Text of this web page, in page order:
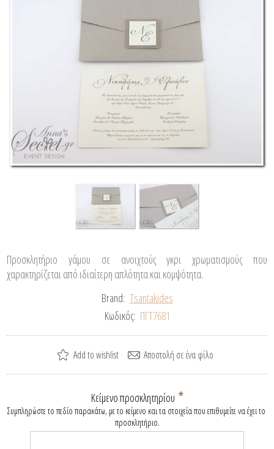
Προσκλητήριο γάμου σε ανοιχτούς γκρι χρωματισμούς που
χαρακτηρίζεται από ιδιαίτερη απλότητα και κομψότητα.
Brand: Tsantakides
Κωδικός: ΠΓΤ7681
Κείμενο προσκλητηρίου *
Συμπληρώστε το πεδίο παρακάτω, με το κείμενο και τα στοιχεία που επιθυμείτε να έχει το
προσκλητήριο.